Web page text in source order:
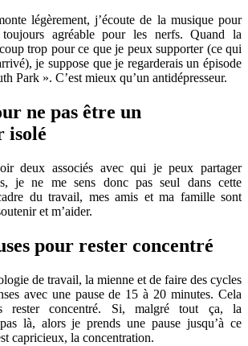
légèrement, j’écoute de la musique pour
toujours agréable pour les nerfs. Quand la
trop pour ce que je peux supporter (ce qui
je suppose que je regarderais un épisode
Park ». C’est mieux qu’un antidépresseur.
ne pas être un
isolé
deux associés avec qui je peux partager
je ne me sens donc pas seul dans cette
du travail, mes amis et ma famille sont
et m’aider.
pour rester concentré
de travail, la mienne et de faire des cycles
avec une pause de 15 à 20 minutes. Cela
rester concentré. Si, malgré tout ça, la
là, alors je prends une pause jusqu’à ce
capricieux, la concentration.